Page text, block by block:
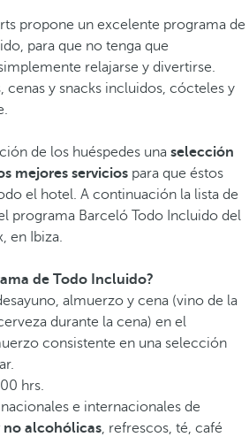
propone un excelente programa de
para que no tenga que
relajarse y divertirse.
cenas y snacks incluidos, cócteles y
de los huéspedes una selección
mejores servicios para que éstos
el hotel. A continuación la lista de
programa Barceló Todo Incluido del
en Ibiza.
de Todo Incluido?
almuerzo y cena (vino de la
durante la cena) en el
consistente en una selección
hrs.
e internacionales de
no alcohólicas, refrescos, té, café